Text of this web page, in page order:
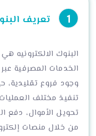
تعريف
البنوك الالكترونيه
الخدمات المصرفية
وجود فروع تقليدية،
تنفيذ مختلف
تحويل الأموال، دفع
من خلال منصات